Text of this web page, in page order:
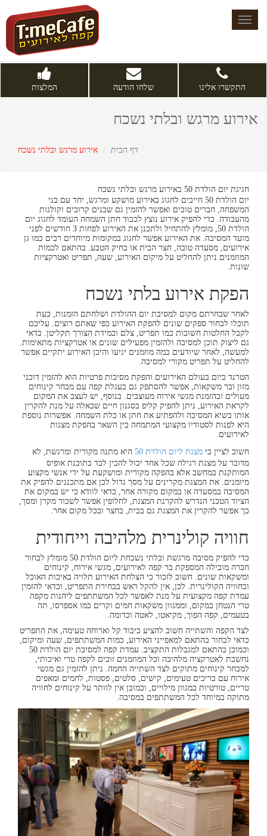
Toggle
navigation
התקשרו אלינו שלחו הודעה המלצות
אירוע מרגש ובלתי נשכח
דף הבית אירוע מרגש ובלתי נשכח
חגיגת יום הולדת 50 באירוע מרגש ובלתי נשכח
יום הולדת 50 חייבים לחגוג באירוע מושקע ומרגש, יחד עם בני
המשפחה, חברים טובים ואפשר להזמין גם שכנים קרובים וקולגות
מהעבודה. כדי להפיק אירוע נוצץ לכבוד חתן השמחה העומד לחגוג יום
הולדת 50, מומלץ להתחיל ולתכנן את האירוע לפחות 3 חודשים לפני
מועד המסיבה. את האירוע אפשר לחגוג במקומות מיוחדים רבים כמו גן
אירועים, מסעדה טובה, חצר הבית או בחיק הטבע. בהתאם לכמות
המוזמנים ניתן להחליט על מיקום האירוע, שעה, תפריט ואטרקציות
שונות.
הפקת אירוע בלתי נשכח
לאחר שבחרתם מקום למסיבת יום ההולדת ושלחתם הזמנות, כעת
תוכלו לבחור ספקים שונים להפקת האירוע כפי שאתם רוצים. עליכם
לקבל החלטות חשובות כמו תפריט, צלם ובמידת הצורך תקליטן. כדאי
גם ליצוק תוכן למסיבה ולהזמין מפעילים שונים או אטרקציות מתאימות.
למעשה, לאחר שיודעים כמה מוזמנים יגיעו והיכן האירוע יתקיים אפשר
להחליט על תפריט מקורי למסיבה.
הטרנד כיום בעולם האירועים והפקת מסיבות פרטיות הוא להזמין דוכני
מזון ובר משקאות, אפשר להסתפק גם בעגלת קפה עם מבחר קינוחים
מעולים ובהזמנת מגשי אירוח מעוצבים. בנוסף, יש לעצב את המקום
לקראת האירוע, ניתן להפיק קליפ בסגנון חיים שכאלה על מנת להקרין
אותו בשיא המסיבה ולהפתיע את חתן או כלת השמחה. אפשרות נוספת
היא לפנות לסטודיו מקצועי המתמחה בין השאר בהפקת מצגות
לאירועים.
חשוב לציין כי מצגת ליום הולדת 50
היא מתנה מקורית ומרגשת, לא
מדובר על מצגת רגילה שכל אחד יכול להכין לבד בתוכנת אופיס
המותקנת במחשב אלא בהפקה מקורית ומושקעת על ידי אנשי מקצוע
מיומנים. את המצגת מקרינים על מסך גדול לכן אם מתכננים להפיק את
המסיבה במסעדה או במקום מקורה אחר, כדאי לוודא כי יש במקום את
הציוד הטכני הנדרש להקרנת המצגת, לחלופין אפשר לשכור מקרן ומסך,
כך אפשר להקרין את המצגת גם בבית, בחצר ובכל מקום אחר.
חוויה קולינרית מלהיבה וייחודית
כדי להפיק מסיבה מרגשת ובלתי נשכחת ליום הולדת 50 מומלץ לבחור
חברה מובילה המספקת בר קפה לאירועים, מגשי אירוח, קינוחים
ומשקאות שונים. חשוב לזכור כי הצלחת האירוע תלויה באיכות האוכל
ובחוויה הקולינרית. לכן, אין להקל ראש בבחירת התפריט, וכדאי להזמין
עמדת קפה מקצועית על מנת לאפשר לכל המשתתפים ליהנות מקפה
טרי הנטחן במקום, וממגוון משקאות חמים וקרים כמו אספרסו, תה
בטעמים, קפה הפוך, מקיאטו, לאטה וכדומה.
לצד הקפה והשתייה חשוב להציע כיבוד קל וארוחה טעימה, את התפריט
כדאי לבחור בהתאם למאפייני האירוע, כמות המשתתפים, שעה ומיקום,
וכמובן בהתאם למגבלות התקציב. עמדת קפה למסיבת יום הולדת 50
נחשבת לאטרקציה מלהיבה וכל המוזמנים זוכים לקפה טרי ואיכותי,
למבחר קינוחים מתוקים לצד השתייה החמה. ניתן להזמין גם מגשי
אירוח עם כריכים טעימים, קישים, סלטים, פסטות, לחמים ומאפים
טריים, טורטיות במגוון מילויים, וכמובן אין לוותר על קינוחים לחוויה
מתוקה במיוחד לכל המשתתפים במסיבה.